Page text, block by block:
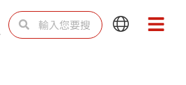
搜
尋 尋
Main
Main